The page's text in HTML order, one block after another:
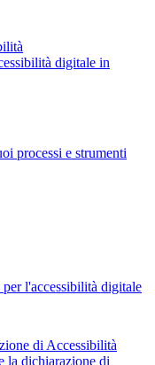
digitale in
processi e strumenti
l'accessibilità digitale
di Accessibilità
la dichiarazione di